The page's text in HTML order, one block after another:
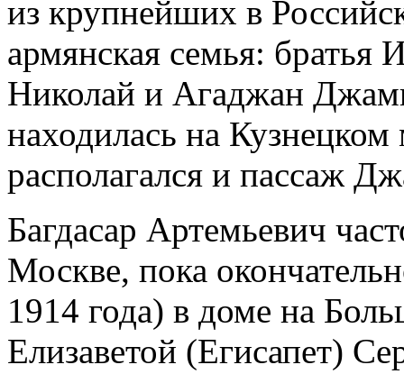
из крупнейших в
армянская семья:
Николай и Агаджан
находилась на
располагался и пассаж
Багдасар Артемьевич
Москве, пока
1914 года) в доме на
Елизаветой (Егисапет)